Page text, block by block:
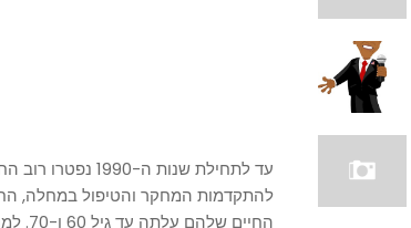
להתקדמות המחקר והטיפול במחלה,